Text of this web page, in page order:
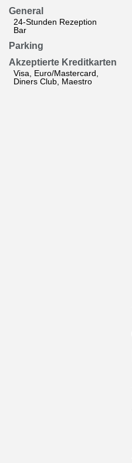
General
24-Stunden Rezeption
Bar
Parking
Akzeptierte Kreditkarten
Visa, Euro/Mastercard,
Diners Club, Maestro